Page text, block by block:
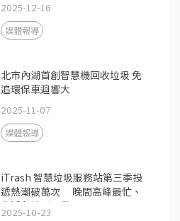
2025-12-16
媒體報導
北市內湖首創智慧機回收垃圾 免
追環保車迴響大
2025-11-07
媒體報導
iTrash 智慧垃圾服務站第三季投
遞熱潮破萬次 晚間高峰最忙、
生活永續新日常
2025-10-23